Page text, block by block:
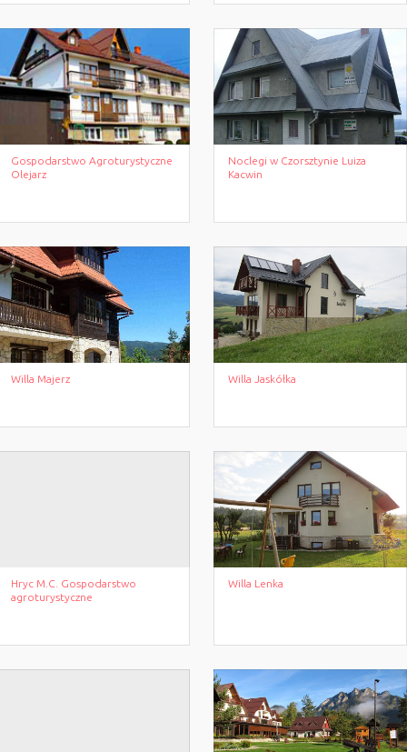
Gospodarstwo Agroturystyczne
Olejarz
Noclegi w Czorsztynie Luiza
Kacwin
Willa Majerz Willa Jaskółka
Hryc M.C. Gospodarstwo
agroturystyczne
Willa Lenka